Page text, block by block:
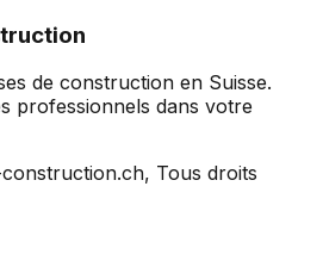
de construction en Suisse.
professionnels dans votre
Tous droits